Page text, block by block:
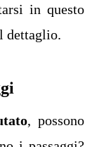
in questo
dettaglio.
, possono